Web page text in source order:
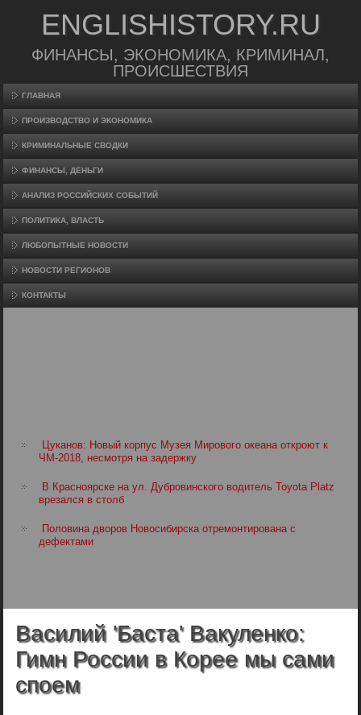
ENGLISHISTORY.RU
ФИНАНСЫ, ЭКОНОМИКА, КРИМИНАЛ,
ПРОИСШЕСТВИЯ
ГЛАВНАЯ
ПРОИЗВΟДСТВО И ЭКОНОМИКА
КРИМИНАЛЬНЫЕ СВОДКИ
ФИНАНСЫ, ДЕНЬГИ
АНАЛИЗ РОССИЙСКИХ СОБЫТИЙ
ПОЛИТИКА, ВЛАСТЬ
ЛЮБОПЫТНЫЕ НОВОСТИ
НОВОСТИ РЕГИОНОВ
КОНТАКТЫ
Цуканов: Новый корпус Музея Мирового океана откроют к
ЧМ-2018, несмотря на задержку
В Красноярске на ул. Дубровинского водитель Toyota Platz
врезался в столб
Половина дворов Новосибирска отремонтирована с
дефектами
Василий 'Баста' Вакуленко:
Гимн России в Корее мы сами
споем